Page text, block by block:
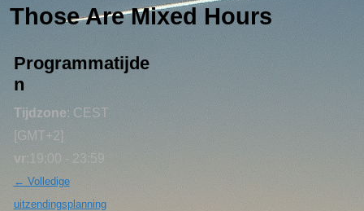
Those Are Mixed Hours
Programmatijde
n
Tijdzone: CEST
[GMT+2]
vr:19:00 - 23:59
← Volledige
uitzendingsplanning